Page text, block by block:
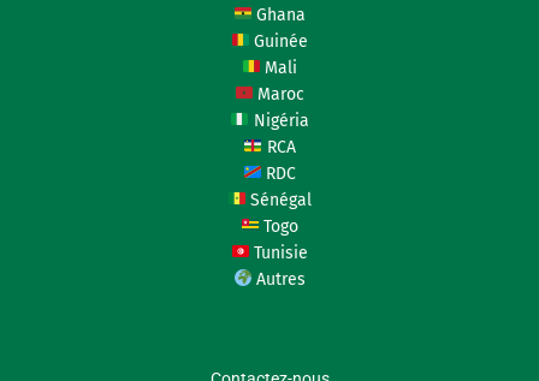
Ghana
Guinée
Mali
Maroc
Nigéria
RCA
RDC
Sénégal
Togo
Tunisie
Autres